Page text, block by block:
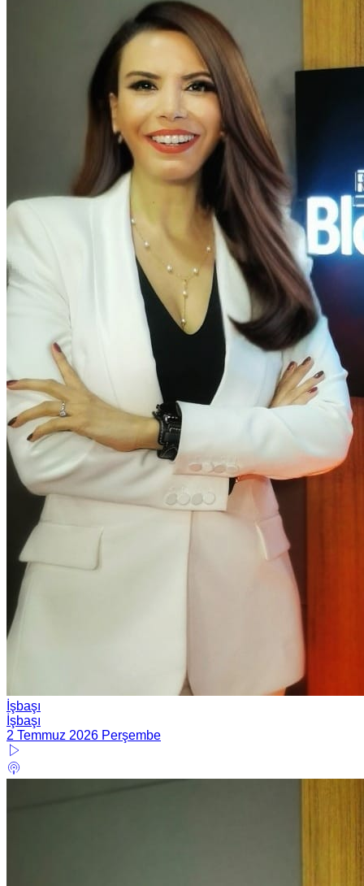
İşbaşı
İşbaşı
2 Temmuz 2026 Perşembe